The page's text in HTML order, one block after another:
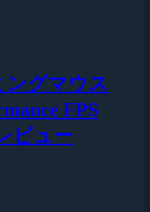
ングマウス
FPS
ビュー